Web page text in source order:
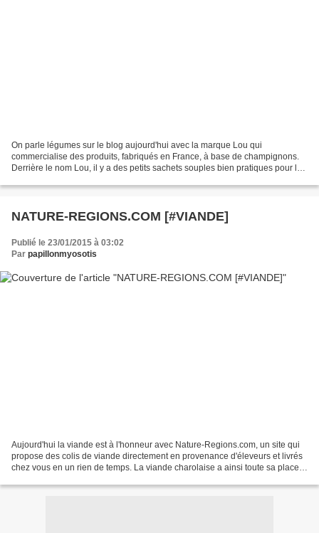
On parle légumes sur le blog aujourd'hui avec la marque Lou qui
commercialise des produits, fabriqués en France, à base de champignons.
Derrière le nom Lou, il y a des petits sachets souples bien pratiques pour la
NATURE-REGIONS.COM [#VIANDE]
Publié le 23/01/2015 à 03:02
Par papillonmyosotis
Aujourd'hui la viande est à l'honneur avec Nature-Regions.com, un site qui
propose des colis de viande directement en provenance d'éleveurs et livrés
chez vous en un rien de temps. La viande charolaise a ainsi toute sa place